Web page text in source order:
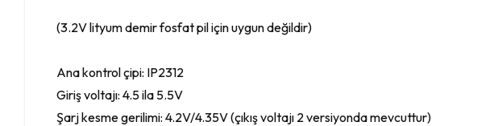
(3.2V lityum demir fosfat pil için uygun değildir)
Ana kontrol çipi: IP2312
Giriş voltajı: 4.5 ila 5.5V
Şarj kesme gerilimi: 4.2V/4.35V (çıkış voltajı 2 versiyonda mevcuttur)